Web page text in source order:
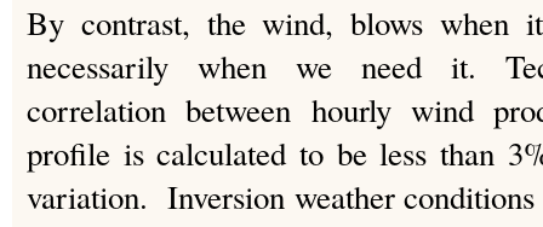
By contrast, the wind, blows when
necessarily when we need it.
correlation between hourly wind
profile is calculated to be less than
variation. Inversion weather